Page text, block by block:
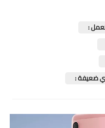
العملات الرقمية